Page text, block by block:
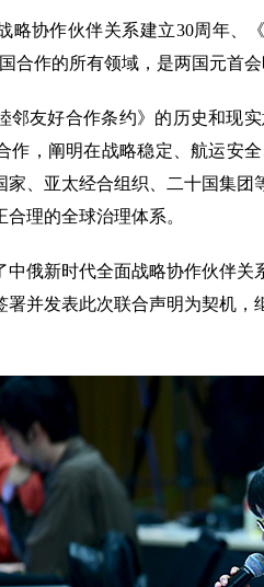
略协作伙伴关系建立30周年、
合作的所有领域，是两国元首
邻友好合作条约》的历史和现
作，阐明在战略稳定、航运安
家、亚太经合组织、二十国集
理的全球治理体系。
中俄新时代全面战略协作伙伴
署并发表此次联合声明为契机